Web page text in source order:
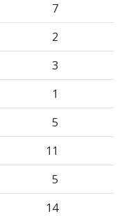
7
2
3
1
5
11
5
14